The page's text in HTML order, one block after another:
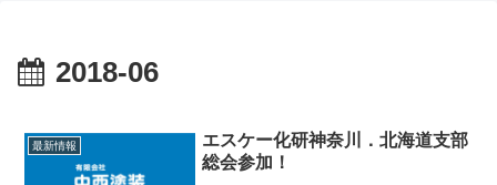
2018-06
最新情報
エスケー化研神奈川．北海道支部
総会参加！